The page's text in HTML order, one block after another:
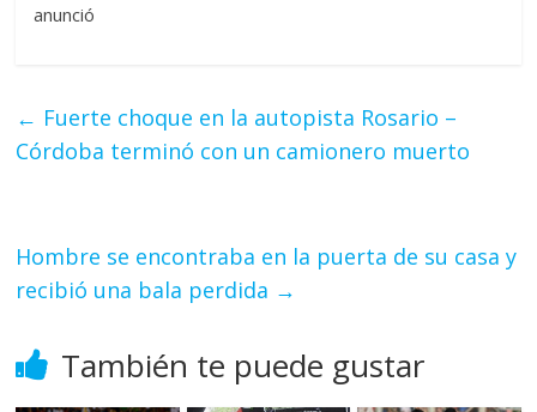
anunció
← Fuerte choque en la autopista Rosario –
Córdoba terminó con un camionero muerto
Hombre se encontraba en la puerta de su casa y
recibió una bala perdida →
También te puede gustar